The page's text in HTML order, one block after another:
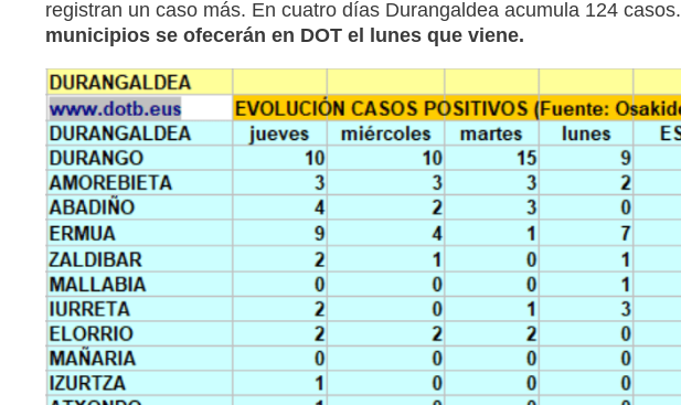
registran un caso más. En cuatro días Durangaldea acumula 124 casos.
municipios se ofecerán en DOT el lunes que viene.